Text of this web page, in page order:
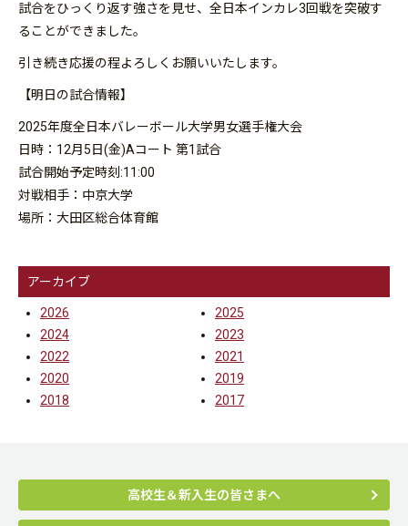
試合をひっくり返す強さを見せ、全日本インカレ3回戦を突破す
ることができました。
引き続き応援の程よろしくお願いいたします。
【明日の試合情報】
2025年度全日本バレーボール大学男女選手権大会
日時：12月5日(金)Aコート 第1試合
試合開始予定時刻:11:00
対戦相手：中京大学
場所：大田区総合体育館
アーカイブ
2026
2025
2024
2023
2022
2021
2020
2019
2018
2017
高校生＆新入生の皆さまへ